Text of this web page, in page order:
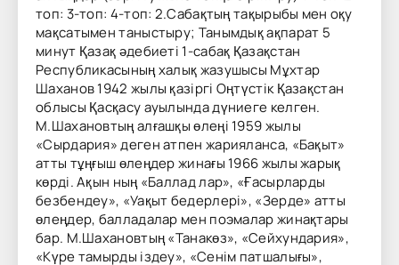
топ: 3-топ: 4-топ: 2.Сабақтың тақырыбы мен оқу
мақсатымен таныстыру; Танымдық ақпарат 5
минут Қазақ әдебиеті 1-сабақ Қазақстан
Республикасының халық жазушысы Мұхтар
Шаханов 1942 жылы қазіргі Оңтүстік Қазақстан
облысы Қасқасу ауылында дүниеге келген.
М.Шахановтың алғашқы өлеңі 1959 жылы
«Сырдария» деген атпен жарияланса, «Бақыт»
атты тұңғыш өлеңдер жинағы 1966 жылы жарық
көрді. Ақын ның «Баллад лар», «Ғасырларды
безбендеу», «Уақыт бедерлері», «Зерде» атты
өлеңдер, балладалар мен поэмалар жинақтары
бар. М.Шахановтың «Танакөз», «Сейхундария»,
«Күре тамырды іздеу», «Сенім патшалығы»,